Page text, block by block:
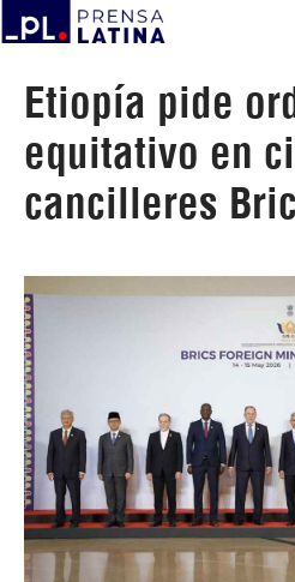
Etiopía pide
equitativo en
cancilleres